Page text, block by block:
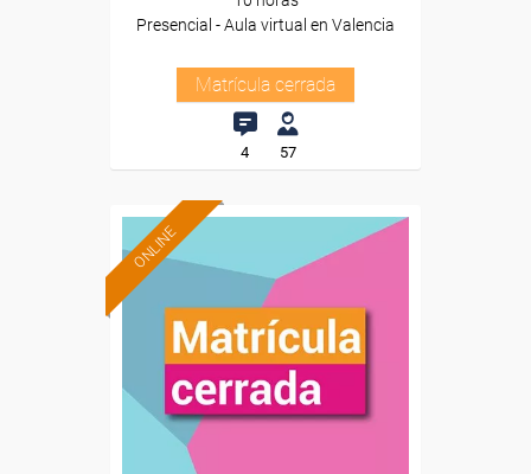
Presencial - Aula virtual en Valencia
Matrícula cerrada
4 57
ONLINE